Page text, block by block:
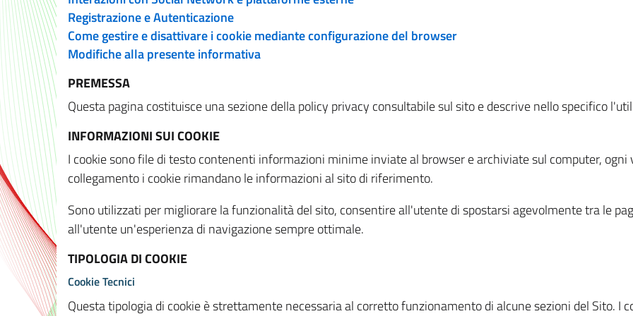
Registrazione e Autenticazione
Come gestire e disattivare i cookie mediante configurazione del browser
Modifiche alla presente informativa
PREMESSA
Questa pagina costituisce una sezione della policy privacy consultabile sul sito e descrive nello specifico
INFORMAZIONI SUI COOKIE
I cookie sono file di testo contenenti informazioni minime inviate al browser e archiviate sul computer,
collegamento i cookie rimandano le informazioni al sito di riferimento.
Sono utilizzati per migliorare la funzionalità del sito, consentire all'utente di spostarsi agevolmente tra le
all'utente un'esperienza di navigazione sempre ottimale.
TIPOLOGIA DI COOKIE
Cookie Tecnici
Questa tipologia di cookie è strettamente necessaria al corretto funzionamento di alcune sezioni del Sito. I